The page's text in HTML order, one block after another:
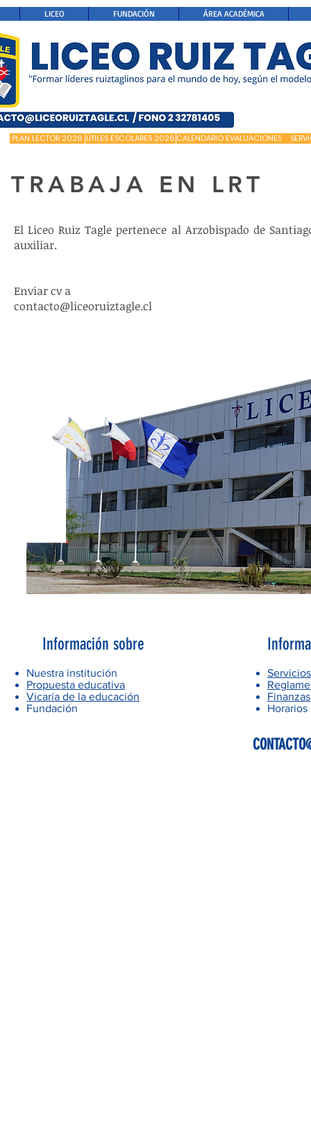
LICEO FUNDACIÓN ÁREA ACADÉMICA
PLAN LECTOR 2026 ÚTILES ESCOLARES 2026 CALENDARIO EVALUACIONES
TRABAJA EN LRT
El Liceo Ruiz Tagle pertenece al Arzobispado de
auxiliar.
Enviar cv a
contacto@liceoruiztagle.cl
Información sobre
Nuestra institución
Propuesta educativa
Vicaría de la educación
Fundación
Servicios
Finanzas
Horarios